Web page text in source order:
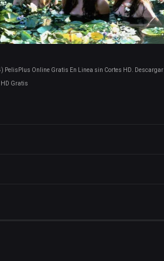
PelisPlus Online Gratis En Linea sin Cortes HD. Descargar
Gratis